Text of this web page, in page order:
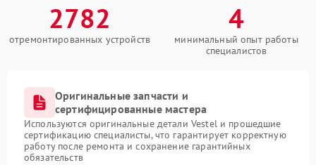
2782
отремонтированных устройств
4
минимальный опыт работы
специалистов
Оригинальные запчасти и
сертифицированные мастера
Используются оригинальные детали Vestel и прошедшие
сертификацию специалисты, что гарантирует корректную
работу после ремонта и сохранение гарантийных
обязательств